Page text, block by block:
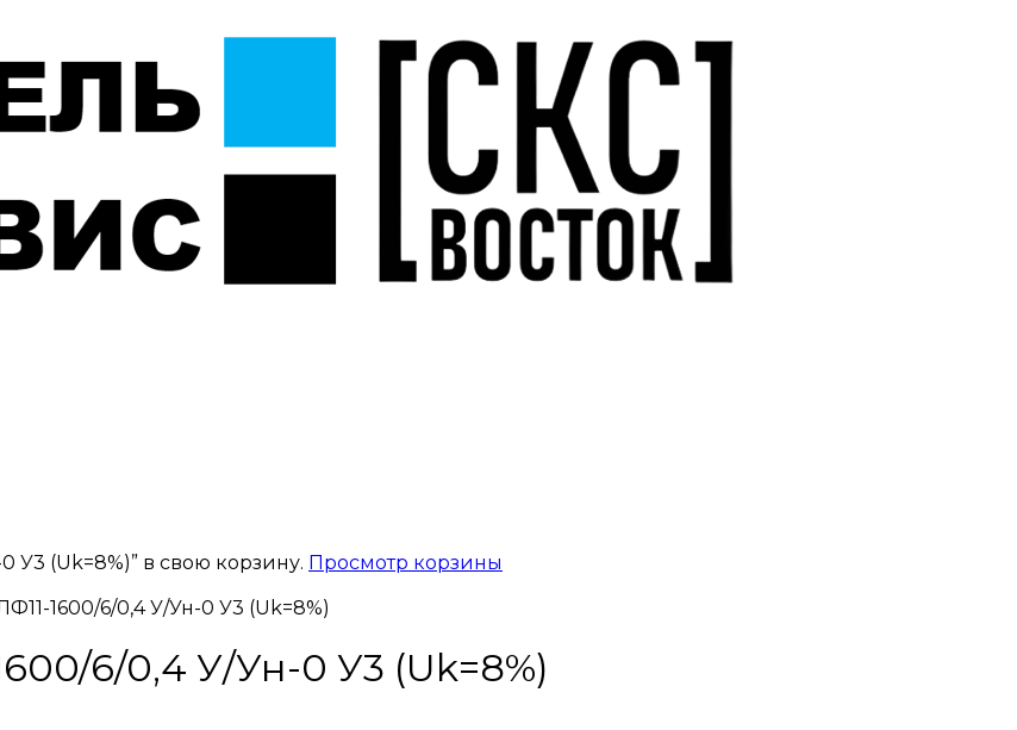
У3 (Uk=8%)” в свою корзину. Просмотр корзины
1600/6/0,4 У/Ун-0 У3 (Uk=8%)
6/0,4 У/Ун-0 У3 (Uk=8%)